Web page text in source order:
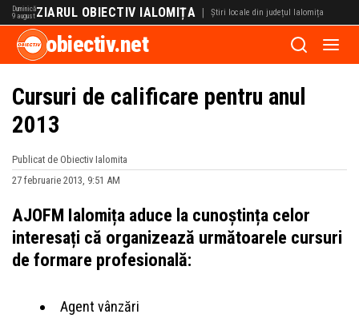
Duminică
9 august ZIARUL OBIECTIV IALOMIȚA | Știri locale din județul Ialomița
obiectiv.net
Cursuri de calificare pentru anul
2013
Publicat de Obiectiv Ialomita
27 februarie 2013, 9:51 AM
AJOFM Ialomița aduce la cunoștința celor
interesați că organizează următoarele cursuri
de formare profesională:
Agent vânzări